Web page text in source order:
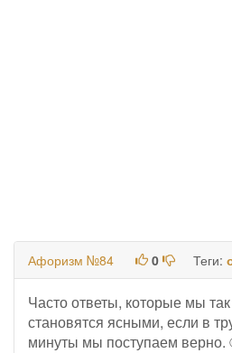
Афоризм №84 0 Теги:
Часто ответы, которые мы
становятся ясными, если в
минуты мы поступаем верно.